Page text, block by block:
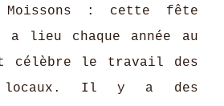
Moissons : cette fête
lieu chaque année au
célèbre le travail des
locaux. Il y a des